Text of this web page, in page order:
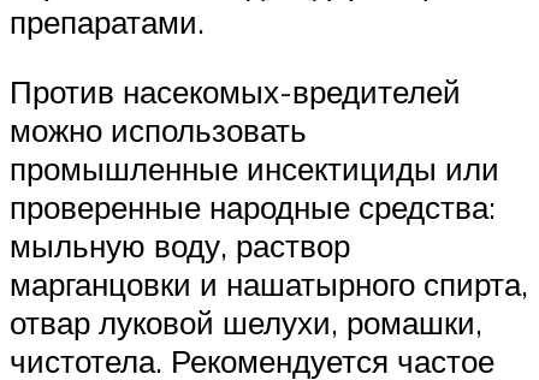
препаратами.
Против насекомых-вредителей
можно использовать
промышленные инсектициды или
проверенные народные средства:
мыльную воду, раствор
марганцовки и нашатырного спирта,
отвар луковой шелухи, ромашки,
чистотела. Рекомендуется частое